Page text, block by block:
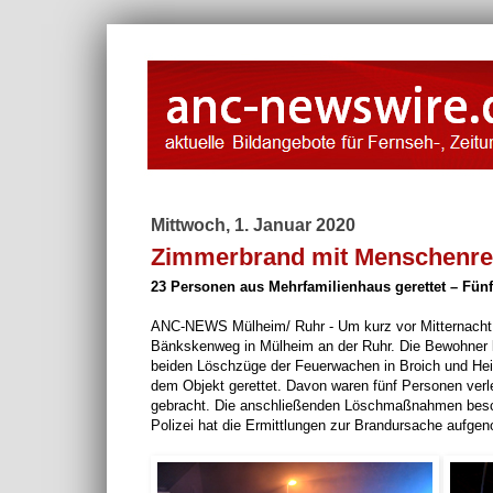
Mittwoch, 1. Januar 2020
Zimmerbrand mit
23 Personen aus Mehrfamilienhaus gerettet –
ANC-NEWS Mülheim/ Ruhr - Um kurz vor
Bänkskenweg in Mülheim an der Ruhr. Die
beiden Löschzüge der Feuerwachen in Broich und
dem Objekt gerettet. Davon waren fünf Personen
gebracht. Die anschließenden Löschmaßnahmen
Polizei hat die Ermittlungen zur Brandursache